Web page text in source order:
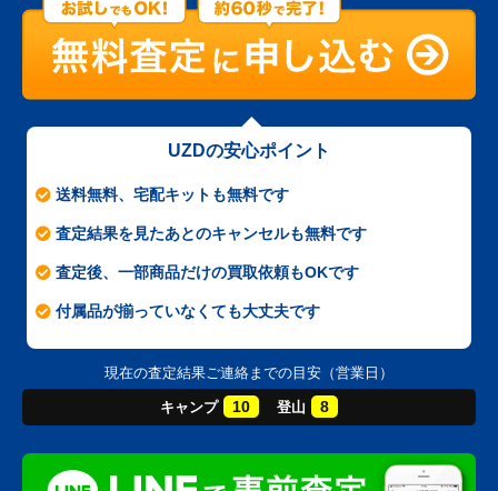
UZDの安心ポイント
送料無料、宅配キットも無料です
査定結果を見たあとのキャンセルも無料です
査定後、一部商品だけの買取依頼もOKです
付属品が揃っていなくても大丈夫です
現在の査定結果ご連絡までの目安（営業日）
キャンプ 10 登山 8